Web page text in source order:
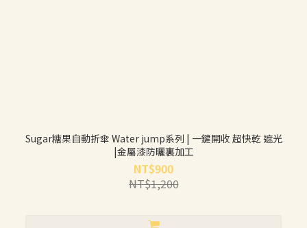
Sugar糖果自動折傘 Water jump系列 | 一鍵開收 超快乾 遮光
|金屬漆防曬裏加工
NT$900
NT$1,200